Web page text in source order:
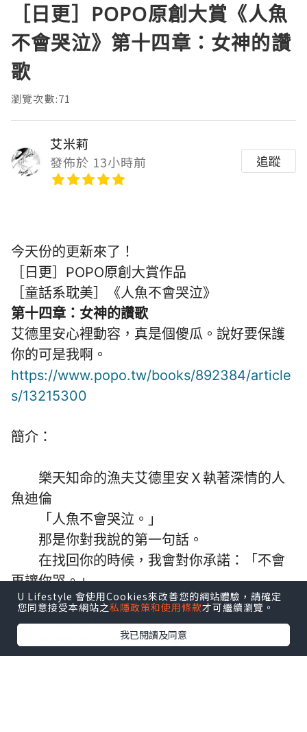
［日更］POPO原創大賞《人魚
不會哭泣》第十四章：女神的讚
歌
瀏覽次數:71
艾米莉
發佈於 13小時前
追蹤
今天份的更新來了！
［日更］POPO原創大賞作品
［童話系耽美］《人魚不會哭泣》
第十四章：女神的讚歌
艾德里安心裡動容，真是個傻瓜。說好要保護
你的可是我啊。
https://www.popo.tw/books/892384/article
s/13215300
簡介：
樂天知命的漁夫艾德里安Ｘ執著深情的人
魚迪倫
「人魚不會哭泣。」
那是你對我說的第一句話。
在找回你的時候，我會對你承諾：「不會
再讓你哭。」
童話的結局其實並不美好，HAPPY
FOREVER根本不存在，可是⋯⋯
U Lifestyle 會使用Cookies來改善您的網站體驗，請確定
您同意接受本網站之私隱政策和使用條款才可繼續瀏覽。
我已閱讀及同意